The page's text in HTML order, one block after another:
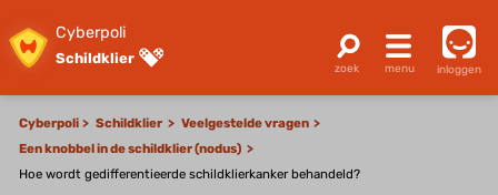
Cyberpoli
Schildklier
inloggen
Cyberpoli Schildklier
Veelgestelde vragen
Een knobbel in de schildklier (nodus)
Hoe wordt gedifferentieerde schildklierkanker behandeld?